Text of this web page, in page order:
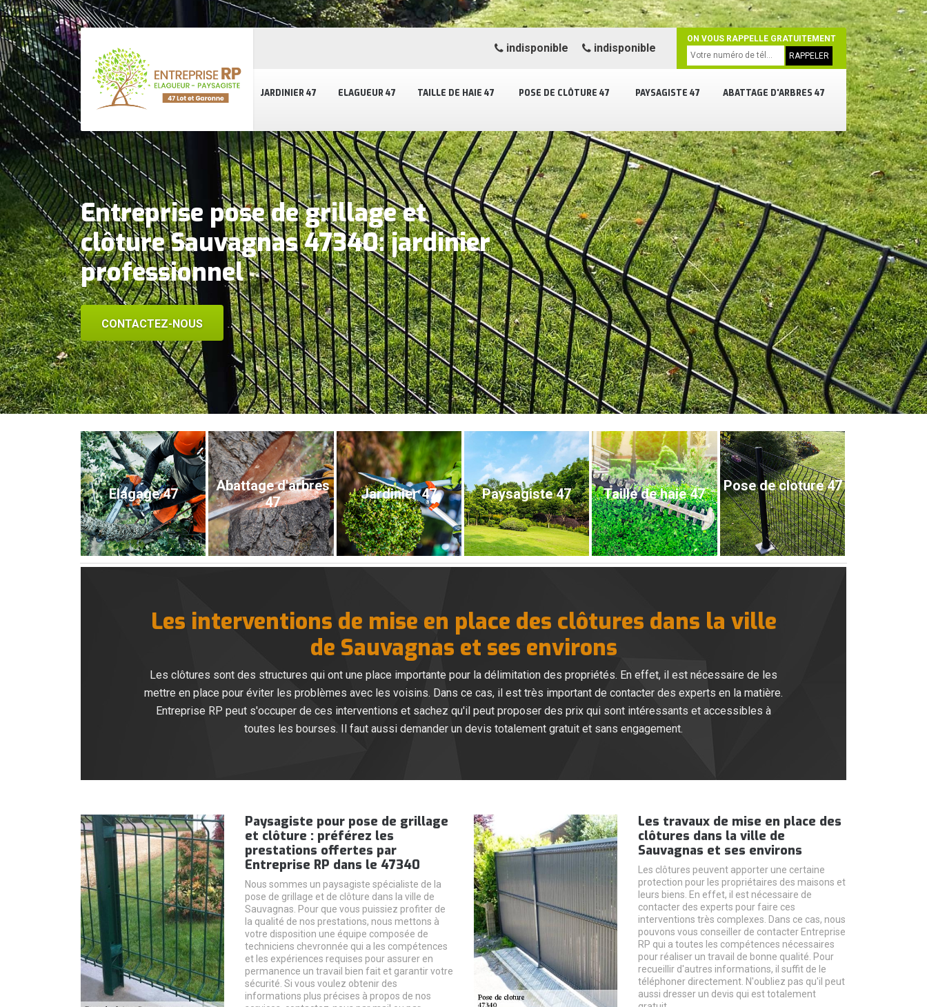
JARDINIER 47 ELAGUEUR 47 TAILLE DE HAIE 47 POSE DE CLÔTURE 47 PAYSAGISTE 47 ABATTAGE D'ARBRES 47
indisponible indisponible
ON VOUS RAPPELLE GRATUITEMENT
Entreprise pose de grillage et
clôture Sauvagnas 47340: jardinier
professionnel
CONTACTEZ-NOUS
Elagage 47
Abattage d'arbres
47
Jardinier 47 Paysagiste 47 Taille de haie 47 Pose de cloture 47
Les interventions de mise en place des clôtures dans la ville
de Sauvagnas et ses environs
Les clôtures sont des structures qui ont une place importante pour la délimitation des propriétés. En effet, il est nécessaire de les
mettre en place pour éviter les problèmes avec les voisins. Dans ce cas, il est très important de contacter des experts en la matière.
Entreprise RP peut s'occuper de ces interventions et sachez qu'il peut proposer des prix qui sont intéressants et accessibles à
toutes les bourses. Il faut aussi demander un devis totalement gratuit et sans engagement.
Paysagiste pour pose de grillage
et clôture : préférez les
prestations offertes par
Entreprise RP dans le 47340
Nous sommes un paysagiste spécialiste de la
pose de grillage et de clôture dans la ville de
Sauvagnas. Pour que vous puissiez profiter de
la qualité de nos prestations, nous mettons à
votre disposition une équipe composée de
techniciens chevronnée qui a les compétences
et les expériences requises pour assurer en
permanence un travail bien fait et garantir votre
sécurité. Si vous voulez obtenir des
informations plus précises à propos de nos
Les travaux de mise en place des
clôtures dans la ville de
Sauvagnas et ses environs
Les clôtures peuvent apporter une certaine
protection pour les propriétaires des maisons et
leurs biens. En effet, il est nécessaire de
contacter des experts pour faire ces
interventions très complexes. Dans ce cas, nous
pouvons vous conseiller de contacter Entreprise
RP qui a toutes les compétences nécessaires
pour réaliser un travail de bonne qualité. Pour
recueillir d'autres informations, il suffit de le
téléphoner directement. N'oubliez pas qu'il peut
aussi dresser un devis qui est totalement